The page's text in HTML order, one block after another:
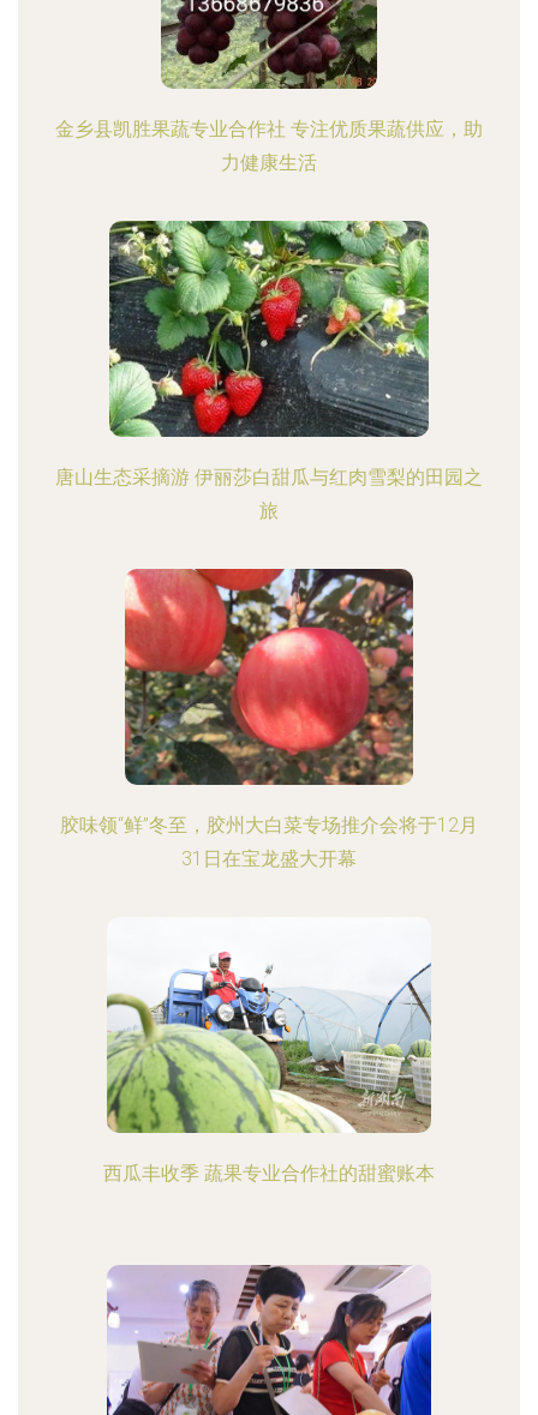
金乡县凯胜果蔬专业合作社 专注优质果蔬供应，助
力健康生活
唐山生态采摘游 伊丽莎白甜瓜与红肉雪梨的田园之
旅
胶味领“鲜”冬至，胶州大白菜专场推介会将于12月
31日在宝龙盛大开幕
西瓜丰收季 蔬果专业合作社的甜蜜账本